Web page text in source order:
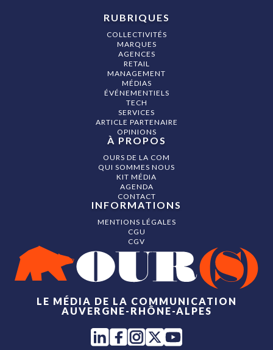
LE MÉDIA DE LA COMMUNICATION
AUVERGNE-RHÔNE-ALPES
RUBRIQUES
COLLECTIVITÉS
MARQUES
AGENCES
RETAIL
MANAGEMENT
MÉDIAS
ÉVÉNEMENTIELS
TECH
SERVICES
ARTICLE PARTENAIRE
OPINIONS
À PROPOS
OURS DE LA COM
QUI SOMMES NOUS
KIT MÉDIA
AGENDA
CONTACT
INFORMATIONS
MENTIONS LÉGALES
CGU
CGV